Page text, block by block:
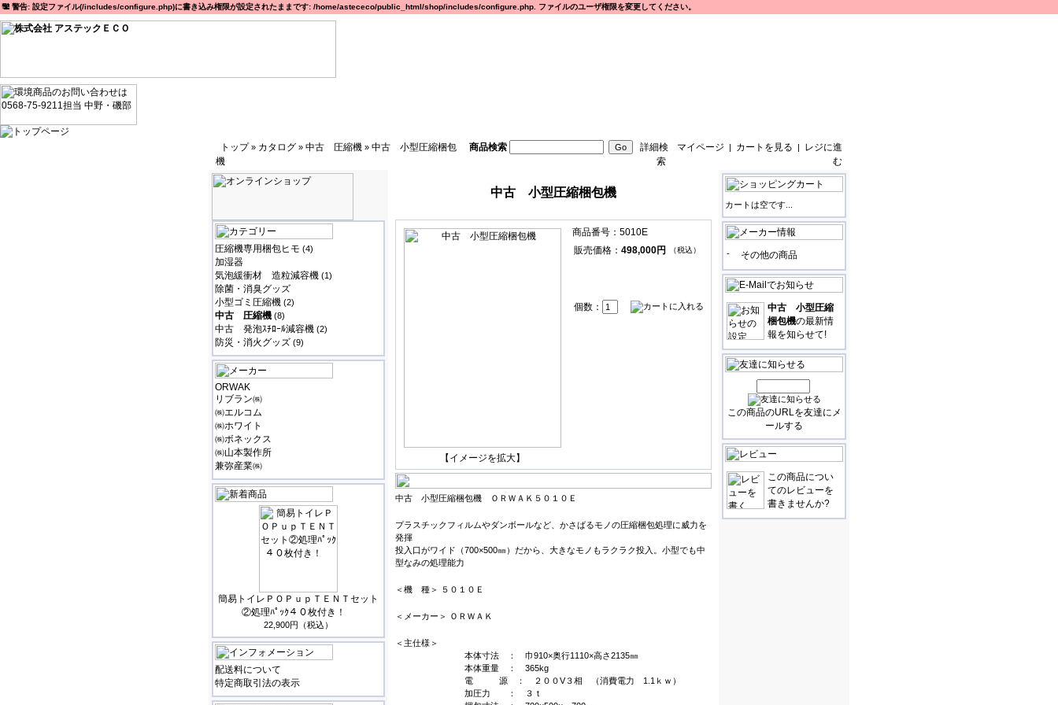
警告: 設定ファイル(/includes/configure.php)に書き込み権限が設定されたままです: /home/astececo/public_html/shop/includes/configure.php. ファイルのユーザ権限を変更してください。
トップ» カタログ » 中古 圧縮機 » 中古 小型圧縮梱包
機
商品検索
詳細検
索
マイページ | カートを見る | レジに進
む
圧縮機専用梱包ヒモ (4)
加湿器
気泡緩衝材 造粒減容機 (1)
除菌・消臭グッズ
小型ゴミ圧縮機 (2)
中古 圧縮機 (8)
中古 発泡ｽﾁﾛｰﾙ減容機 (2)
防災・消火グッズ (9)
ORWAK
リブラン㈱
㈱エルコム
㈱ホワイト
㈱ボネックス
㈱山本製作所
兼弥産業㈱
簡易トイレＰＯＰｕｐＴＥＮＴセット
②処理ﾊﾟｯｸ４０枚付き！
22,900円（税込）
配送料について
特定商取引法の表示
中古 小型圧縮梱包機
【イメージを拡大】
商品番号：5010E
販売価格： 498,000円 （税込）
個数：
中古 小型圧縮梱包機 ＯＲＷＡＫ５０１０Ｅ
プラスチックフィルムやダンボールなど、かさばるモノの圧縮梱包処理に威力を
発揮
投入口がワイド（700×500㎜）だから、大きなモノもラクラク投入。小型でも中
型なみの処理能力
＜機 種＞ ５０１０Ｅ
＜メーカー＞ ＯＲＷＡＫ
＜主仕様＞
本体寸法 ： 巾910×奥行1110×高さ2135㎜
本体重量 ： 365kg
電 源 ： ２００V３相 （消費電力 1.1ｋｗ）
加圧力 ： ３ｔ
カートは空です...
- その他の商品
中古 小型圧縮
梱包機の最新情
報を知らせて!
この商品のURLを友達にメ
ールする
この商品につい
てのレビューを
書きませんか?